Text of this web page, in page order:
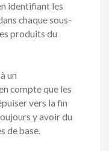
identifiant les
chaque sous-
produits du
un
compte que les
vers la fin
y avoir du
de base.